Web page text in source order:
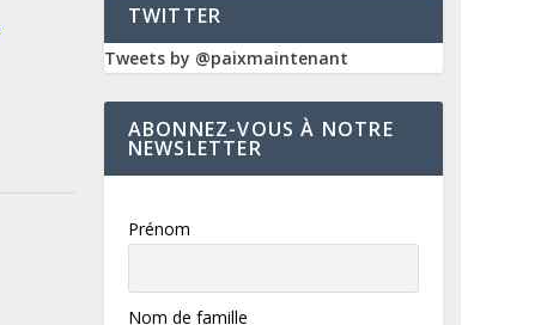
TWITTER
Tweets by @paixmaintenant
ABONNEZ-VOUS À NOTRE
NEWSLETTER
Prénom
Nom de famille